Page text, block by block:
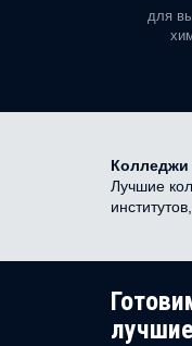
для
Колледжи
Лучшие